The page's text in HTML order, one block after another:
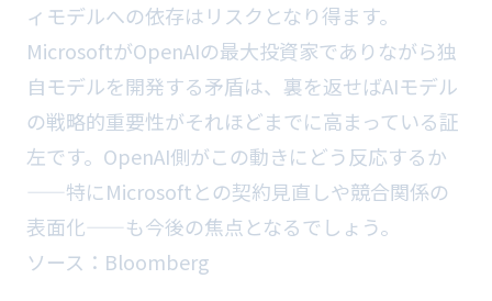
ィモデルへの依存はリスクとなり得ます。
MicrosoftがOpenAIの最大投資家でありながら独
自モデルを開発する矛盾は、裏を返せばAIモデル
の戦略的重要性がそれほどまでに高まっている証
左です。OpenAI側がこの動きにどう反応するか
——特にMicrosoftとの契約見直しや競合関係の
表面化——も今後の焦点となるでしょう。
ソース： Bloomberg